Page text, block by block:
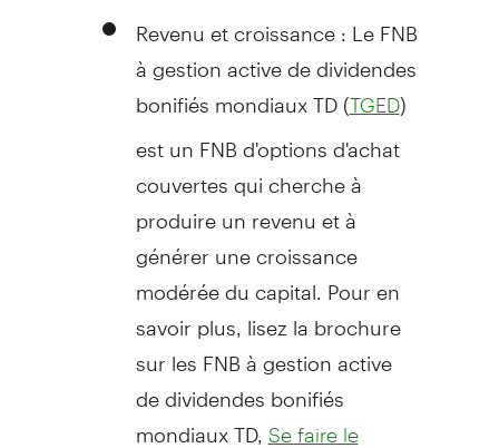
Revenu et croissance : Le FNB
à gestion active de dividendes
bonifiés mondiaux TD (TGED)
est un FNB d'options d'achat
couvertes qui cherche à
produire un revenu et à
générer une croissance
modérée du capital. Pour en
savoir plus, lisez la brochure
sur les FNB à gestion active
de dividendes bonifiés
mondiaux TD, Se faire le